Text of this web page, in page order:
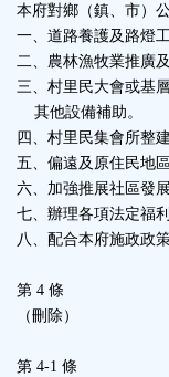
本府對鄉（鎮、市）
一、道路養護及路燈工
二、農林漁牧業推廣
三、村里民大會或基
其他設備補助。
四、村里民集會所整
五、偏遠及原住民地
六、加強推展社區發展
七、辦理各項法定福利
八、配合本府施政政
第 4 條
（刪除）
第 4-1 條